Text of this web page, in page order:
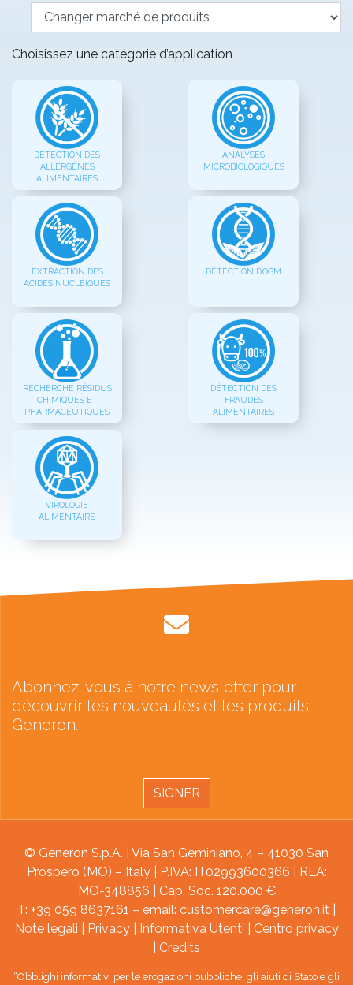
Choisissez une catégorie d’application
DÉTECTION DES
ALLERGÈNES
ALIMENTAIRES
ANALYSES
MICROBIOLOGIQUES
EXTRACTION DES
ACIDES NUCLÉIQUES
DÉTECTION D'OGM
RECHERCHE RÉSIDUS
CHIMIQUES ET
PHARMACEUTIQUES
DÉTECTION DES
FRAUDES
ALIMENTAIRES
VIROLOGIE
ALIMENTAIRE
Abonnez-vous à notre newsletter pour
découvrir les nouveautés et les produits
Generon.
SIGNER
© Generon S.p.A. | Via San Geminiano, 4 – 41030 San
Prospero (MO) – Italy | P.IVA: IT02993600366 | REA:
MO-348856 | Cap. Soc. 120.000 €
T: +39 059 8637161 – email: customercare@generon.it
Note legali
Privacy| Informativa Utenti
Centro privacy
Credits
“Obblighi informativi per le erogazioni pubbliche: gli aiuti di Stato e gli